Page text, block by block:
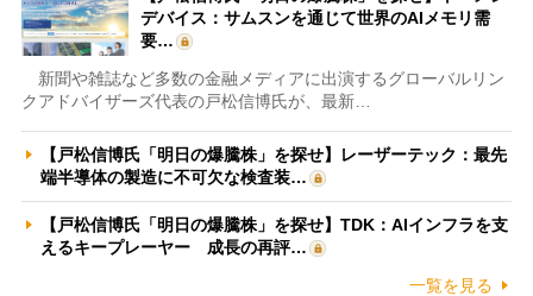
デバイス：サムスンを通じて世界のAIメモリ需
要…
新聞や雑誌など多数の金融メディアに出演するグローバルリン
クアドバイザーズ代表の戸松信博氏が、最新…
【戸松信博氏「明日の爆騰株」を探せ】レーザーテック：最先
端半導体の製造に不可欠な検査装…
【戸松信博氏「明日の爆騰株」を探せ】TDK：AIインフラを支
えるキープレーヤー 成長の再評…
一覧を見る